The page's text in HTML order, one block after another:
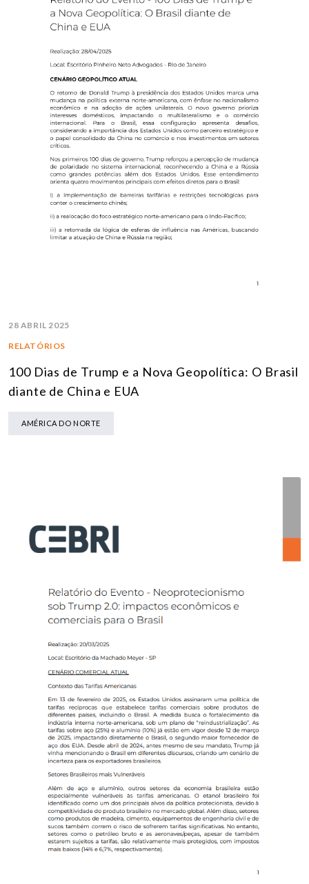
28 ABRIL 2025
RELATÓRIOS
100 Dias de Trump e a Nova Geopolítica: O Brasil
diante de China e EUA
AMÉRICA DO NORTE